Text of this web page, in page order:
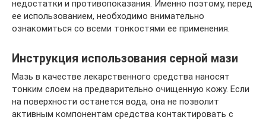
недостатки и противопоказания. Именно поэтому, перед
ее использованием, необходимо внимательно
ознакомиться со всеми тонкостями ее применения.
Инструкция использования серной мази
Мазь в качестве лекарственного средства наносят
тонким слоем на предварительно очищенную кожу. Если
на поверхности останется вода, она не позволит
активным компонентам средства контактировать с